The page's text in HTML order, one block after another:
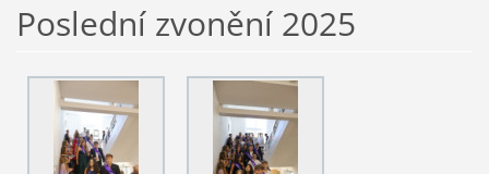
Poslední zvonění 2025